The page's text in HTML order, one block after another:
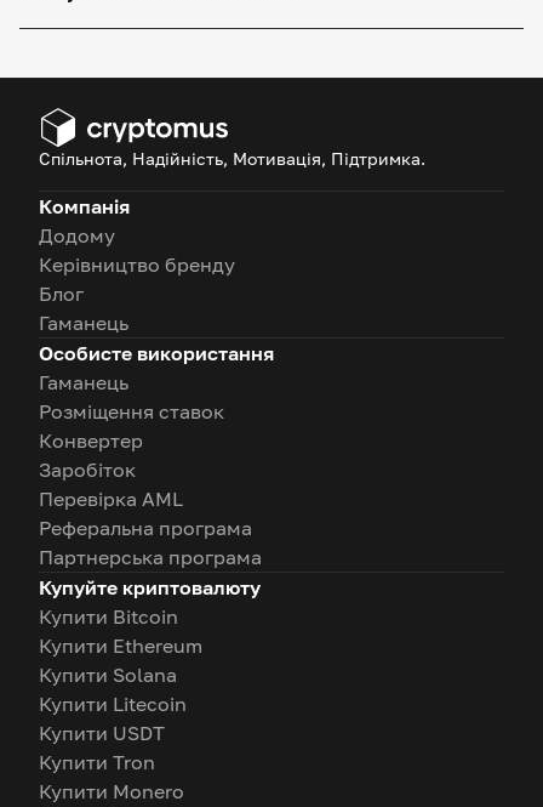
Спільнота, Надійність, Мотивація, Підтримка.
Компанія
Додому
Керівництво бренду
Блог
Гаманець
Особисте використання
Гаманець
Розміщення ставок
Конвертер
Заробіток
Перевірка AML
Реферальна програма
Партнерська програма
Купуйте криптовалюту
Купити Bitcoin
Купити Ethereum
Купити Solana
Купити Litecoin
Купити USDT
Купити Tron
Купити Monero